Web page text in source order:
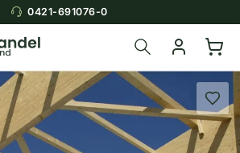
0421-691076-0